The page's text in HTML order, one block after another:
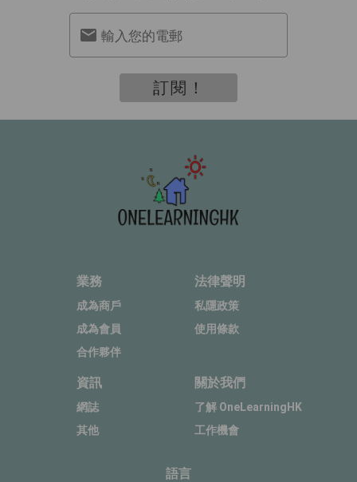
輸入您的電郵
訂閱！
業務
成為商戶
成為會員
合作夥伴
法律聲明
私隱政策
使用條款
資訊
網誌
其他
關於我們
了解 OneLearningHK
工作機會
語言